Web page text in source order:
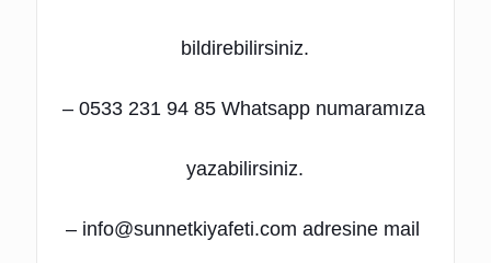
bildirebilirsiniz.
– 0533 231 94 85 Whatsapp numaramıza
yazabilirsiniz.
– info@sunnetkiyafeti.com adresine mail